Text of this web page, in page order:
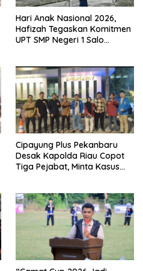
Hari Anak Nasional 2026,
Hafizah Tegaskan Komitmen
UPT SMP Negeri 1 Salo
Cipayung Plus Pekanbaru
Desak Kapolda Riau Copot
Tiga Pejabat, Minta Kasus